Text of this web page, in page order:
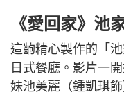
《愛回家》池
這齣精心製作的「
日式餐廳。影片一
妹池美麗（鍾凱琪